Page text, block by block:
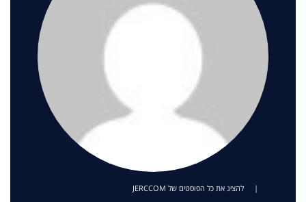
| להציג את כל הפוסטים של JERCCOM